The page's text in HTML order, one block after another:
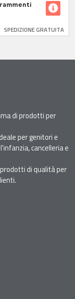
SPEDIZIONE GRATUITA
di prodotti per
per genitori e
cancelleria e
di qualità per